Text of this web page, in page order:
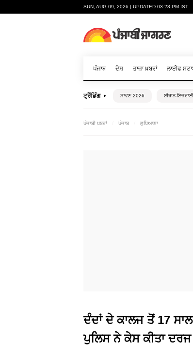
SUN, AUG 09, 2026 | UPDATED 03:28 PM IST
ਪੰਜਾਬ ਦੇਸ਼ ਤਾਜ਼ਾ ਖ਼ਬਰਾਂ ਲਾਈਫ
ਟ੍ਰੈਂਡਿੰਗ ਸਾਵਣ 2026 ਈਰਾਨ-
ਪੰਜਾਬੀ ਖ਼ਬਰਾਂ ਪੰਜਾਬ ਲੁਧਿਆਣਾ
ਦੰਦਾਂ ਦੇ ਕਾਲਜ ਤੋਂ 17
ਪੁਲਿਸ ਨੇ ਕੇਸ ਕੀਤਾ ਦਰਜ